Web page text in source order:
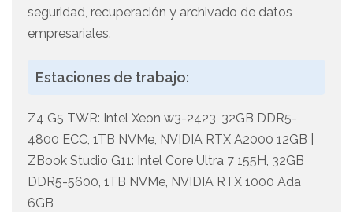
seguridad, recuperación y archivado de datos
empresariales.
Estaciones de trabajo:
Z4 G5 TWR: Intel Xeon w3-2423, 32GB DDR5-
4800 ECC, 1TB NVMe, NVIDIA RTX A2000 12GB |
ZBook Studio G11: Intel Core Ultra 7 155H, 32GB
DDR5-5600, 1TB NVMe, NVIDIA RTX 1000 Ada
6GB